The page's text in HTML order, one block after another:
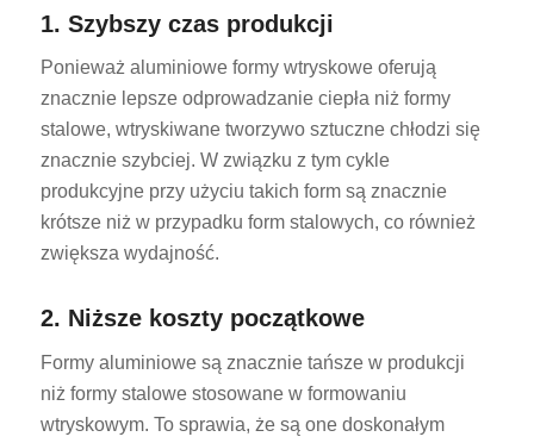
1. Szybszy czas produkcji
Ponieważ aluminiowe formy wtryskowe oferują
znacznie lepsze odprowadzanie ciepła niż formy
stalowe, wtryskiwane tworzywo sztuczne chłodzi się
znacznie szybciej. W związku z tym cykle
produkcyjne przy użyciu takich form są znacznie
krótsze niż w przypadku form stalowych, co również
zwiększa wydajność.
2. Niższe koszty początkowe
Formy aluminiowe są znacznie tańsze w produkcji
niż formy stalowe stosowane w formowaniu
wtryskowym. To sprawia, że są one doskonałym